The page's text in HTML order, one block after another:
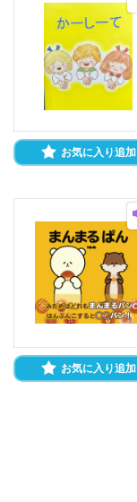
お気に入り追加
お気に入り追加